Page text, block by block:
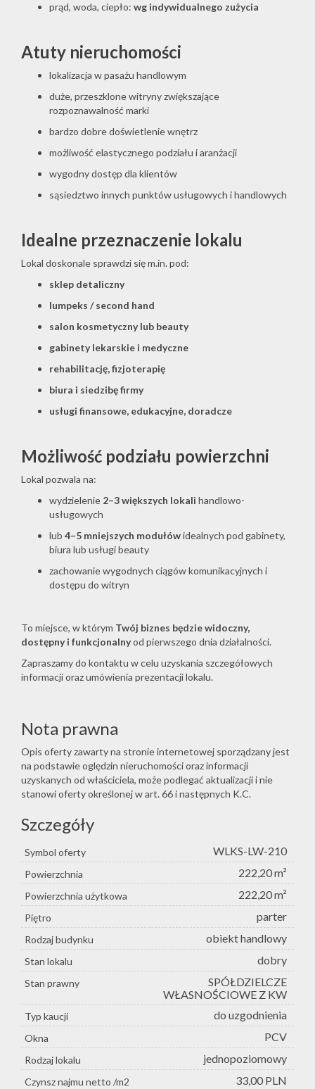
prąd, woda, ciepło: wg indywidualnego zużycia
Atuty nieruchomości
lokalizacja w pasażu handlowym
duże, przeszklone witryny zwiększające
rozpoznawalność marki
bardzo dobre doświetlenie wnętrz
możliwość elastycznego podziału i aranżacji
wygodny dostęp dla klientów
sąsiedztwo innych punktów usługowych i handlowych
Idealne przeznaczenie lokalu
Lokal doskonale sprawdzi się m.in. pod:
sklep detaliczny
lumpeks / second hand
salon kosmetyczny lub beauty
gabinety lekarskie i medyczne
rehabilitację, fizjoterapię
biura i siedzibę firmy
usługi finansowe, edukacyjne, doradcze
Możliwość podziału powierzchni
Lokal pozwala na:
wydzielenie 2–3 większych lokali handlowo-
usługowych
lub 4–5 mniejszych modułówidealnych pod gabinety,
biura lub usługi beauty
zachowanie wygodnych ciągów komunikacyjnych i
dostępu do witryn
To miejsce, w którym Twój biznes będzie widoczny,
dostępny i funkcjonalnyod pierwszego dnia działalności.
Zapraszamy do kontaktu w celu uzyskania szczegółowych
informacji oraz umówienia prezentacji lokalu.
Nota prawna
Opis oferty zawarty na stronie internetowej sporządzany jest
na podstawie oględzin nieruchomości oraz informacji
uzyskanych od właściciela, może podlegać aktualizacji i nie
stanowi oferty określonej w art. 66 i następnych K.C.
Szczegóły
Symbol oferty WLKS-LW-210
Powierzchnia 222,20 m²
Powierzchnia użytkowa 222,20 m²
Piętro parter
Rodzaj budynku obiekt handlowy
Stan lokalu dobry
Stan prawny
SPÓŁDZIELCZE
WŁASNOŚCIOWE Z KW
Typ kaucji do uzgodnienia
Okna PCV
Rodzaj lokalu jednopoziomowy
Czynsz najmu netto /m2 33,00 PLN